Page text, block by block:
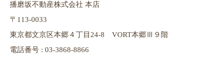
播磨坂不動産株式会社 本店
〒113-0033
東京都文京区本郷４丁目24-8 VORT本郷Ⅲ９階
電話番号 : 03-3868-8866